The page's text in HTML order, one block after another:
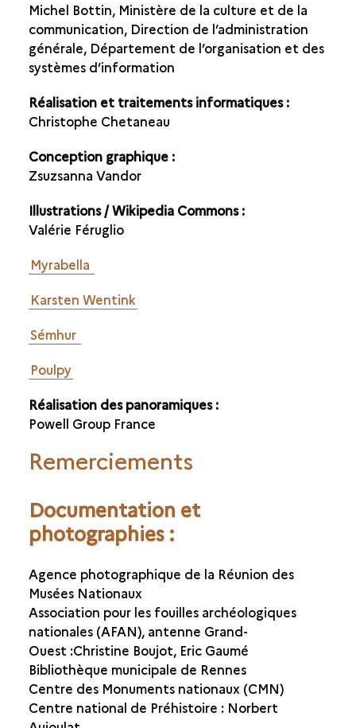
Michel Bottin, Ministère de la culture et de la
communication, Direction de l’administration
générale, Département de l’organisation et des
systèmes d’information
Réalisation et traitements informatiques :
Christophe Chetaneau
Conception graphique :
Zsuzsanna Vandor
Illustrations / Wikipedia Commons :
Valérie Féruglio
Myrabella
Karsten Wentink
Sémhur
Poulpy
Réalisation des panoramiques :
Powell Group France
Remerciements
Documentation et
photographies :
Agence photographique de la Réunion des
Musées Nationaux
Association pour les fouilles archéologiques
nationales (AFAN), antenne Grand-
Ouest :Christine Boujot, Eric Gaumé
Bibliothèque municipale de Rennes
Centre des Monuments nationaux (CMN)
Centre national de Préhistoire : Norbert